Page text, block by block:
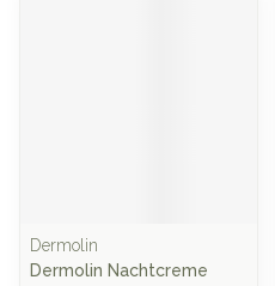
Dermolin
Dermolin Nachtcreme